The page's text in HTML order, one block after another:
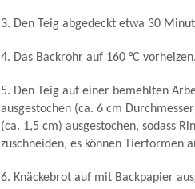
3. Den Teig abgedeckt etwa 30
4. Das Backrohr auf 160 °C vorheizen.
5. Den Teig auf einer bemehlten
ausgestochen (ca. 6 cm
(ca. 1,5 cm) ausgestochen, sodass
zuschneiden, es können Tierformen
6. Knäckebrot auf mit Backpapier